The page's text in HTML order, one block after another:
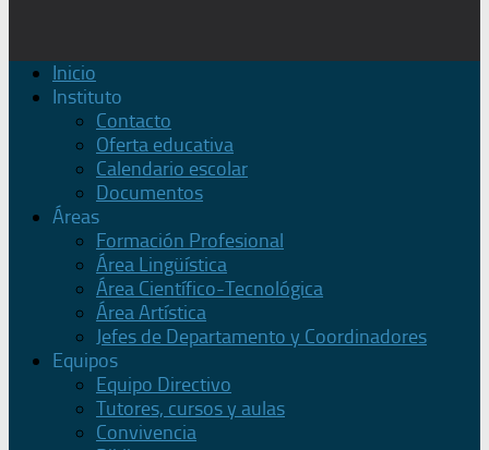
Inicio
Instituto
Contacto
Oferta educativa
Calendario escolar
Documentos
Áreas
Formación Profesional
Área Lingüística
Área Científico-Tecnológica
Área Artística
Jefes de Departamento y Coordinadores
Equipos
Equipo Directivo
Tutores, cursos y aulas
Convivencia